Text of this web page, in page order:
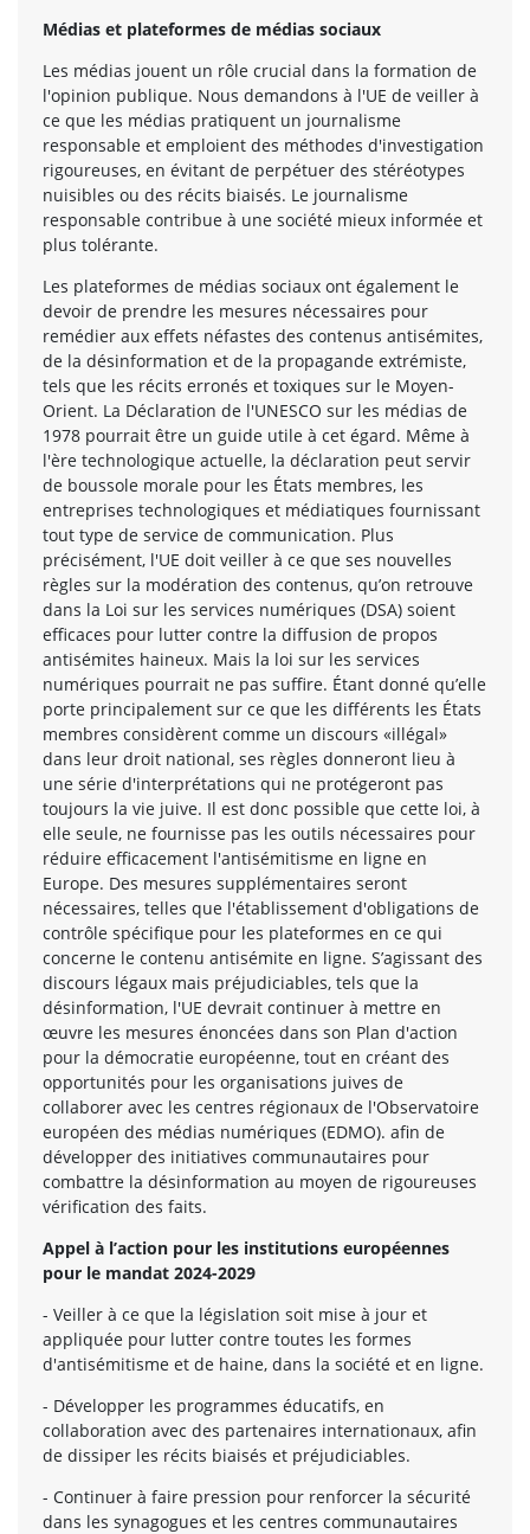
Médias et plateformes de médias sociaux
Les médias jouent un rôle crucial dans la formation de
l'opinion publique. Nous demandons à l'UE de veiller à
ce que les médias pratiquent un journalisme
responsable et emploient des méthodes d'investigation
rigoureuses, en évitant de perpétuer des stéréotypes
nuisibles ou des récits biaisés. Le journalisme
responsable contribue à une société mieux informée et
plus tolérante.
Les plateformes de médias sociaux ont également le
devoir de prendre les mesures nécessaires pour
remédier aux effets néfastes des contenus antisémites,
de la désinformation et de la propagande extrémiste,
tels que les récits erronés et toxiques sur le Moyen-
Orient. La Déclaration de l'UNESCO sur les médias de
1978 pourrait être un guide utile à cet égard. Même à
l'ère technologique actuelle, la déclaration peut servir
de boussole morale pour les États membres, les
entreprises technologiques et médiatiques fournissant
tout type de service de communication. Plus
précisément, l'UE doit veiller à ce que ses nouvelles
règles sur la modération des contenus, qu’on retrouve
dans la Loi sur les services numériques (DSA) soient
efficaces pour lutter contre la diffusion de propos
antisémites haineux. Mais la loi sur les services
numériques pourrait ne pas suffire. Étant donné qu’elle
porte principalement sur ce que les différents les États
membres considèrent comme un discours «illégal»
dans leur droit national, ses règles donneront lieu à
une série d'interprétations qui ne protégeront pas
toujours la vie juive. Il est donc possible que cette loi, à
elle seule, ne fournisse pas les outils nécessaires pour
réduire efficacement l'antisémitisme en ligne en
Europe. Des mesures supplémentaires seront
nécessaires, telles que l'établissement d'obligations de
contrôle spécifique pour les plateformes en ce qui
concerne le contenu antisémite en ligne. S’agissant des
discours légaux mais préjudiciables, tels que la
désinformation, l'UE devrait continuer à mettre en
œuvre les mesures énoncées dans son Plan d'action
pour la démocratie européenne, tout en créant des
opportunités pour les organisations juives de
collaborer avec les centres régionaux de l'Observatoire
européen des médias numériques (EDMO). afin de
développer des initiatives communautaires pour
combattre la désinformation au moyen de rigoureuses
vérification des faits.
Appel à l’action pour les institutions européennes
pour le mandat 2024-2029
- Veiller à ce que la législation soit mise à jour et
appliquée pour lutter contre toutes les formes
d'antisémitisme et de haine, dans la société et en ligne.
- Développer les programmes éducatifs, en
collaboration avec des partenaires internationaux, afin
de dissiper les récits biaisés et préjudiciables.
- Continuer à faire pression pour renforcer la sécurité
dans les synagogues et les centres communautaires